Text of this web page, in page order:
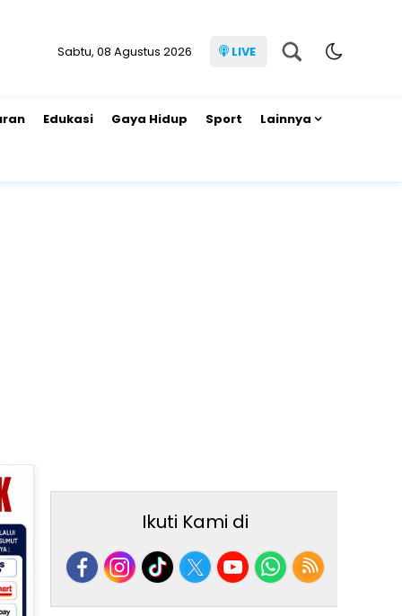
Sabtu, 08 Agustus 2026 LIVE
Edukasi Gaya Hidup Sport Lainnya
Ikuti Kami di